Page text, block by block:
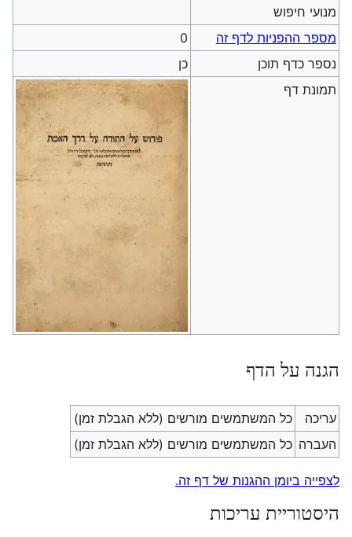
מנועי חיפוש
מספר ההפניות לדף זה
0
נספר כדף תוכן
כן
תמונת דף
הגנה על הדף
עריכה
כל המשתמשים מורשים (ללא הגבלת זמן)
העברה כל המשתמשים מורשים (ללא הגבלת זמן)
לצפייה ביומן ההגנות של דף זה.
היסטוריית עריכות